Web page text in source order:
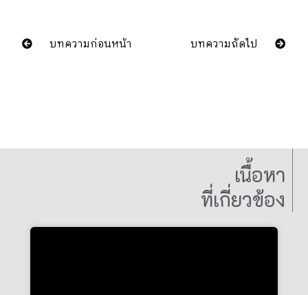
บทความก่อนหน้า บทความถัดไป
เนื้อหา
ที่เกี่ยวข้อง